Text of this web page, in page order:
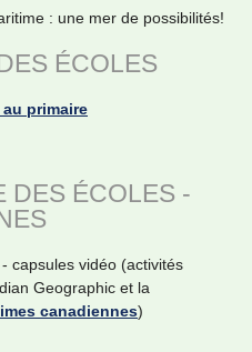
: une mer de possibilités!
ÉCOLES
primaire
DES ÉCOLES -
- capsules vidéo (activités
Geographic et la
canadiennes)